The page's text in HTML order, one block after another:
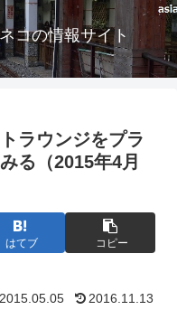
コの情報サイト
ラウンジをプラ
る（2015年4月
はてブ コピー
2015.05.05 2016.11.13